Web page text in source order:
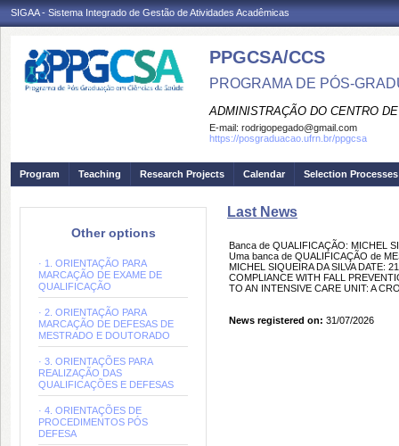
SIGAA - Sistema Integrado de Gestão de Atividades Acadêmicas
PPGCSA/CCS
PROGRAMA DE PÓS-
ADMINISTRAÇÃO DO CENTRO
E-mail: rodrigopegado@gmail.com
https://posgraduacao.ufrn.br/ppgcsa
Program Teaching Research Projects Calendar Selection Processes
Other options
· 1. ORIENTAÇÃO PARA
MARCAÇÃO DE EXAME DE
QUALIFICAÇÃO
· 2. ORIENTAÇÃO PARA
MARCAÇÃO DE DEFESAS DE
MESTRADO E DOUTORADO
· 3. ORIENTAÇÕES PARA
REALIZAÇÃO DAS
QUALIFICAÇÕES E DEFESAS
· 4. ORIENTAÇÕES DE
PROCEDIMENTOS PÓS
DEFESA
Last News
Banca de QUALIFICAÇÃO: MICHEL
Uma banca de QUALIFICAÇÃO de
MICHEL SIQUEIRA DA SILVA DATE:
COMPLIANCE WITH FALL
TO AN INTENSIVE CARE UNIT: A
News registered on: 31/07/2026